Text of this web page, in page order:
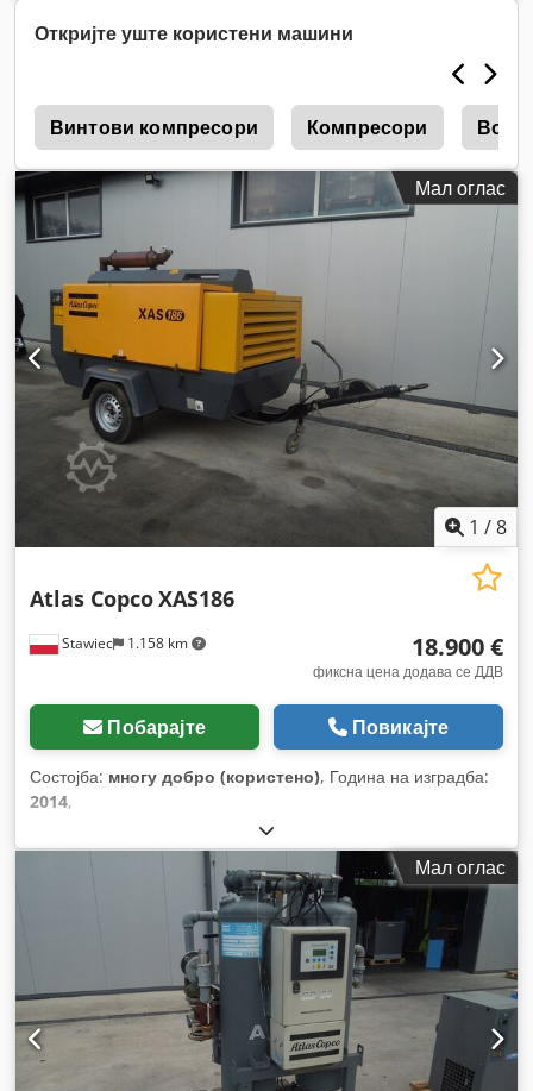
Откријте уште користени машини
Винтови компресори Компресори
Мал оглас
1 /8
Stawiec 1.158 km
Atlas CopcoXAS186
18.900 €
фиксна цена додава се ДДВ
Побарајте Повикајте
Состојба: многу добро (користено), Година на изградба:
2014,
Мал оглас